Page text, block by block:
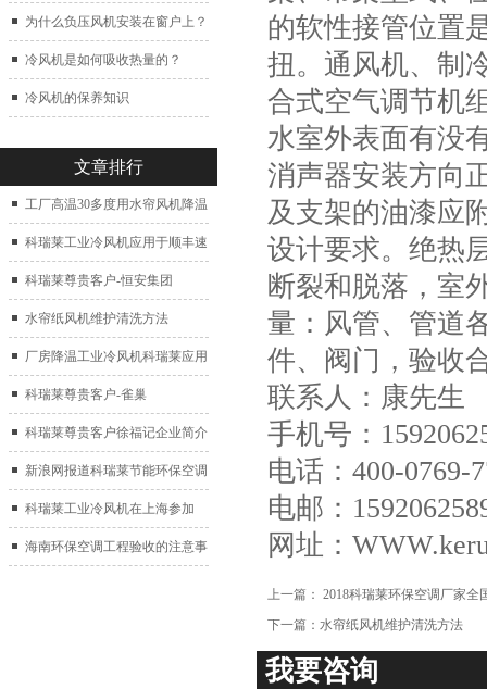
为什么负压风机安装在窗户上？
冷风机是如何吸收热量的？
冷风机的保养知识
文章排行
工厂高温30多度用水帘风机降温
科瑞莱工业冷风机应用于顺丰速
运仓库通风降温
科瑞莱尊贵客户-恒安集团
水帘纸风机维护清洗方法
厂房降温工业冷风机科瑞莱应用
于广州制鞋厂
科瑞莱尊贵客户-雀巢
科瑞莱尊贵客户徐福记企业简介
新浪网报道科瑞莱节能环保空调
扇
科瑞莱工业冷风机在上海参加
2017中国制冷展
海南环保空调工程验收的注意事
的软性接管位置
扭。通风机、制
合式空气调节机
水室外表面有没
消声器安装方向
及支架的油漆应
设计要求。绝热
断裂和脱落，室
量：风管、管道
件、阀门，验收
联系人：康先生
手机号：
电话：400-0769-
电邮：
网址：
上一篇： 2018科瑞莱环保空调厂家全
下一篇： 水帘纸风机维护清洗方法
我要咨询